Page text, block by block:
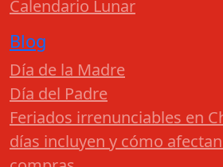
Calendario Lunar
Blog
Día de la Madre
Día del Padre
Feriados irrenunciables en
días incluyen y cómo